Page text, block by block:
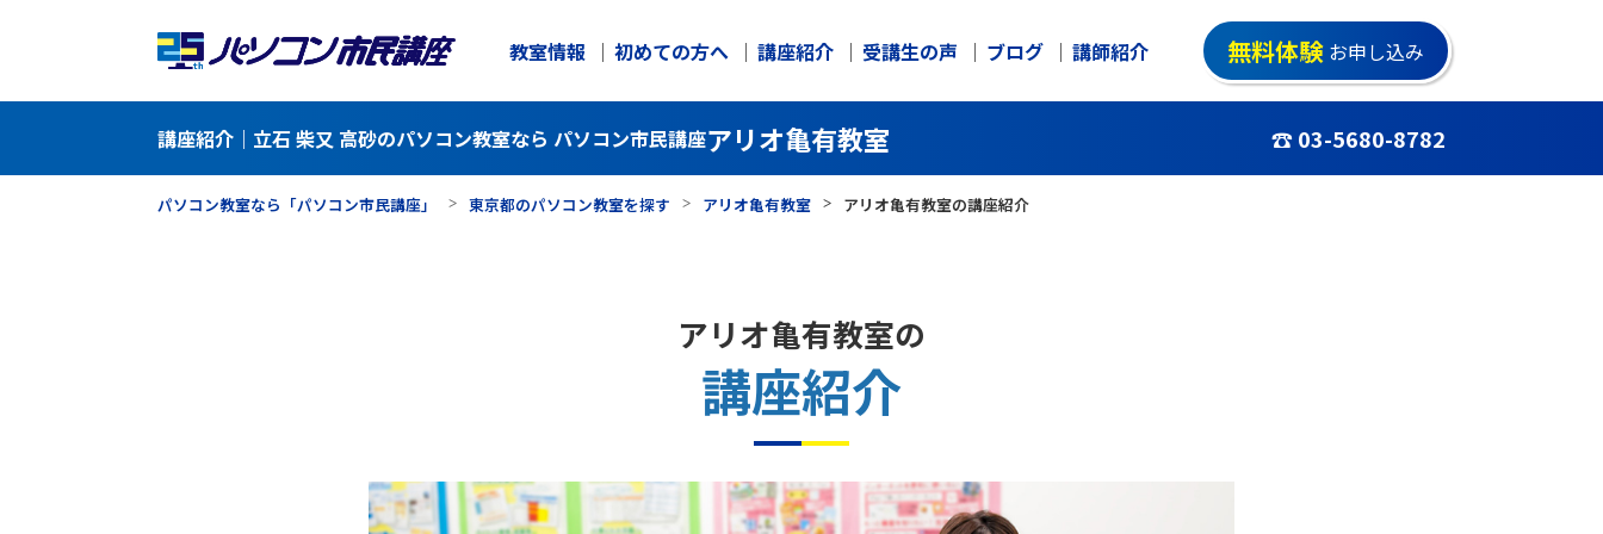
教室情報 初めての方へ 講座紹介 受講生の声 ブログ 講師紹介 無料体験 お申し込み
講座紹介｜立石 柴又 高砂のパソコン教室なら パソコン市民講座アリオ亀有教室 ☎ 03-5680-8782
パソコン教室なら「パソコン市民講座」 東京都のパソコン教室を探す アリオ亀有教室 アリオ亀有教室の講座紹介
アリオ亀有教室の
講座紹介